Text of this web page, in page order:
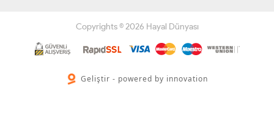
Copyrights © 2026 Hayal Dünyası
Geliştir - powered by innovation